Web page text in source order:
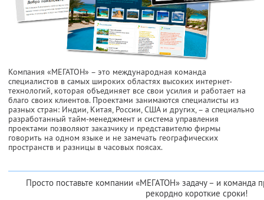
Компания «МЕГАТОН» – это международная команда
специалистов в самых широких областях высоких интернет-
технологий, которая объединяет все свои усилия и работает на
благо своих клиентов. Проектами занимаются специалисты из
разных стран: Индии, Китая, России, США и других, – а специально
разработанный тайм-менеджмент и система управления
проектами позволяют заказчику и представителю фирмы
говорить на одном языке и не замечать географических
пространств и разницы в часовых поясах.
Просто поставьте компании «МЕГАТОН» задачу – и команда
рекордно короткие сроки!